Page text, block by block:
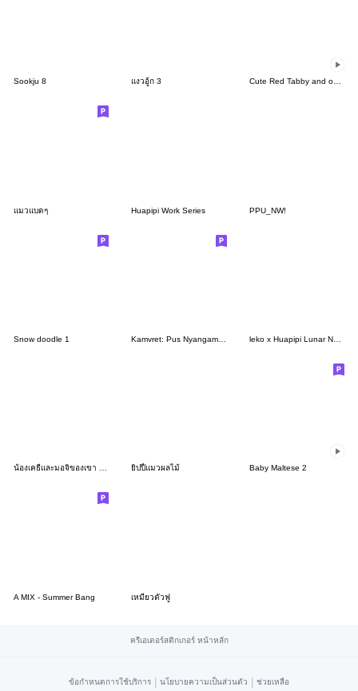
Sookju 8 แงวอู้ก 3 Cute Red Tabby and owner move Sticker
แมวแบดๆ Huapipi Work Series PPU_NW!
Snow doodle 1 leko x Huapipi Lunar New Year Gift Set
น้องเคธี่และมอจิของเขา ver.2 ยิปปี้แมวผลไม้ Baby Maltese 2
A MIX - Summer Bang เหมียวตัวฟู
ครีเอเตอร์สติกเกอร์ หน้าหลัก
ข้อกำหนดการใช้บริการ | นโยบายความเป็นส่วนตัว | ช่วยเหลือ